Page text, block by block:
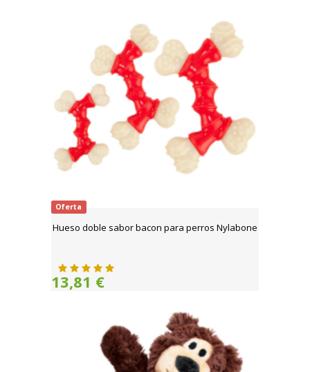
Oferta
Hueso doble sabor bacon para perros Nylabone
13,81 €